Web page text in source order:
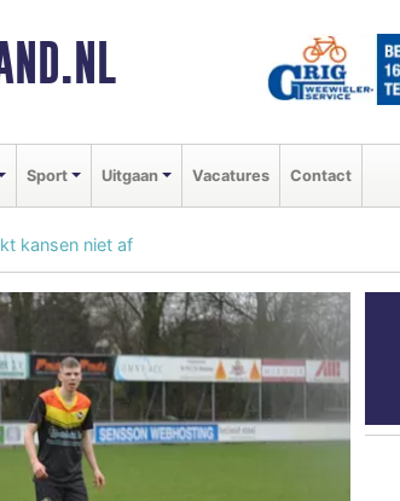
Sport Uitgaan Vacatures Contact
kansen niet af